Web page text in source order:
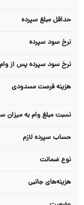
حداقل مبلغ سپرده
نرخ سود سپرده
نرخ سود سپرده پس از وام
هزینه فرصت مسدودی
نسبت مبلغ وام به میزان سپرده
حساب سپرده لازم
نوع ضمانت
هزینه‌های جانبی